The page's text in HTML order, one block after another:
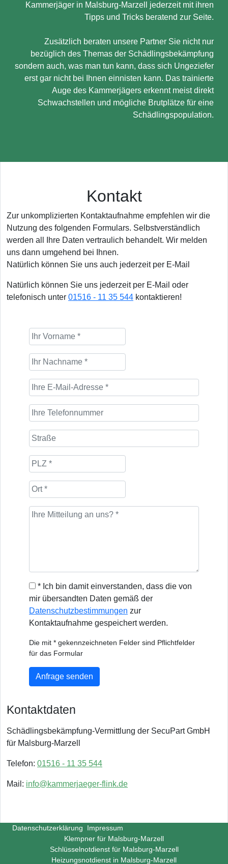
Kammerjäger in Malsburg-Marzell jederzeit mit ihren
Tipps und Tricks beratend zur Seite.
Zusätzlich beraten unsere Partner Sie nicht nur
bezüglich des Themas der Schädlingsbekämpfung
sondern auch, was man tun kann, dass sich Ungeziefer
erst gar nicht bei Ihnen einnisten kann. Das trainierte
Auge des Kammerjägers erkennt meist direkt
Schwachstellen und mögliche Brutplätze für eine
Schädlingspopulation.
Kontakt
Zur unkomplizierten Kontaktaufnahme empfehlen wir die
Nutzung des folgenden Formulars. Selbstverständlich
werden all Ihre Daten vertraulich behandelt. Wir melden
uns dann umgehend bei Ihnen.
Natürlich können Sie uns auch jederzeit per E-Mail
Natürlich können Sie uns jederzeit per E-Mail oder
telefonisch unter 01516 - 11 35 544 kontaktieren!
* Ich bin damit einverstanden, dass die von
mir übersandten Daten gemäß der
Datenschutzbestimmungen zur
Kontaktaufnahme gespeichert werden.
Die mit * gekennzeichneten Felder sind Pflichtfelder
für das Formular
Anfrage senden
Kontaktdaten
Schädlingsbekämpfung-Vermittlung der SecuPart GmbH
für Malsburg-Marzell
Telefon: 01516 - 11 35 544
Mail: info@kammerjaeger-flink.de
Datenschutzerklärung
Impressum
Klempner für Malsburg-Marzell
Schlüsselnotdienst für Malsburg-Marzell
Heizungsnotdienst in Malsburg-Marzell